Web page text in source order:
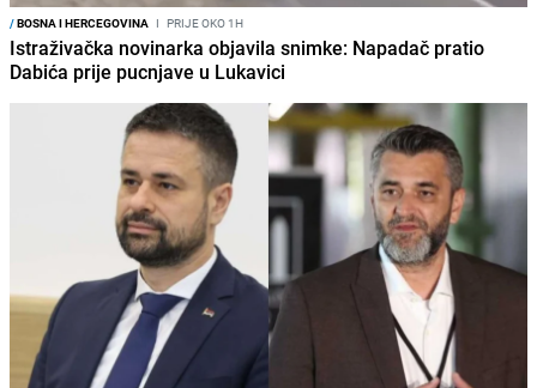
/BOSNA I HERCEGOVINA I PRIJE OKO 1H
Istraživačka novinarka objavila snimke: Napadač pratio
Dabića prije pucnjave u Lukavici